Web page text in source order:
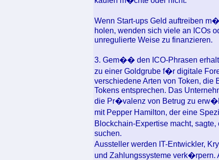
Wenn Start-ups Geld auftreiben
holen, wenden sich viele an ICOs
unregulierte Weise zu finanzieren.
3. Gem�� den ICO-Phrasen
zu einer Goldgrube f�r digitale
verschiedene Arten von Token, die
Tokens entsprechen. Das
die Pr�valenz von Betrug zu
mit Pepper Hamilton, der eine
Blockchain-Expertise macht,
suchen.
Aussteller werden IT-Entwickler,
und Zahlungssysteme verk�rpern.